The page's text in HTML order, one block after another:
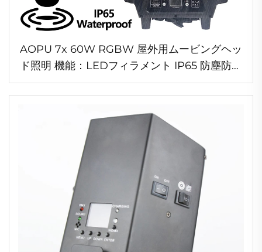
AOPU 7x 60W RGBW 屋外用ムービングヘッ
ド照明 機能：LEDフィラメント IP65 防塵防水
屋外イベント照明